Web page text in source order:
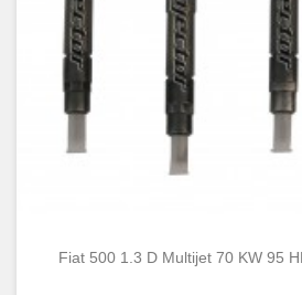
Fiat 500 1.3 D Multijet 70 KW 95